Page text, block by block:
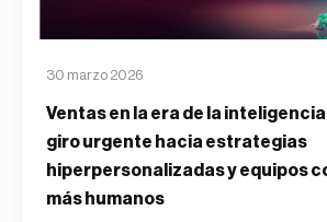
30 marzo 2026
Ventas en la era de la
giro urgente hacia estrategias
hiperpersonalizadas y equipos
más humanos